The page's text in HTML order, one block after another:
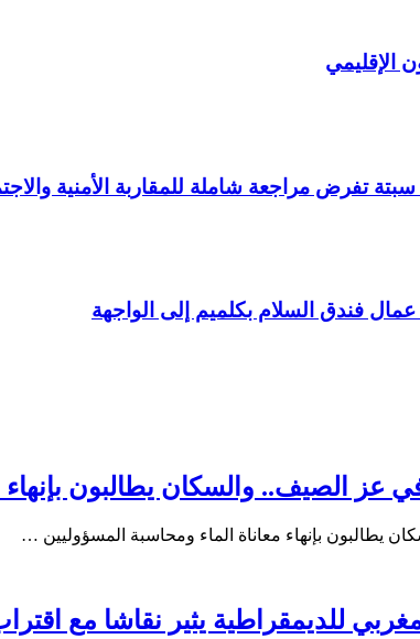
الإقليمي
تفرض مراجعة شاملة للمقاربة الأمنية
فندق السلام بكلميم إلى الواجهة
الصيف.. والسكان يطالبون بإنهاء
بإنهاء معاناة الماء ومحاسبة المسؤوليين …
للديمقراطية يثير نقاشا مع